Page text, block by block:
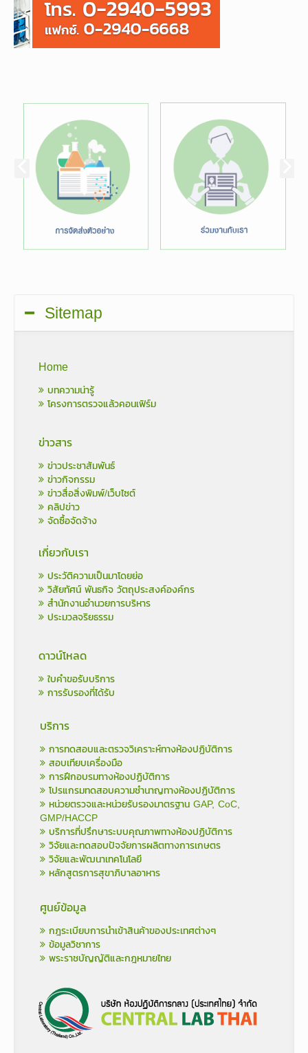
Sitemap
Home
บทความน่ารู้
โครงการตรวจแล้วคอนเฟิร์ม
ข่าวสาร
ข่าวประชาสัมพันธ์
ข่าวกิจกรรม
ข่าวสื่อสิ่งพิมพ์/เว็บไซต์
คลิปข่าว
จัดซื้อจัดจ้าง
เกี่ยวกับเรา
ประวัติความเป็นมาโดยย่อ
วิสัยทัศน์ พันธกิจ วัตถุประสงค์องค์กร
สำนักงานอำนวยการบริหาร
ประมวลจริยธรรม
ดาวน์โหลด
ใบคำขอรับบริการ
การรับรองที่ได้รับ
บริการ
การทดสอบและตรวจวิเคราะห์ทางห้องปฏิบัติการ
สอบเทียบเครื่องมือ
การฝึกอบรมทางห้องปฏิบัติการ
โปรแกรมทดสอบความชำนาญทางห้องปฏิบัติการ
หน่วยตรวจและหน่วยรับรองมาตรฐาน GAP, CoC,
GMP/HACCP
บริการที่ปรึกษาระบบคุณภาพทางห้องปฏิบัติการ
วิจัยและทดสอบปัจจัยการผลิตทางการเกษตร
วิจัยและพัฒนาเทคโนโลยี
หลักสูตรการสุขาภิบาลอาหาร
ศูนย์ข้อมูล
กฎระเบียบการนำเข้าสินค้าของประเทศต่างๆ
ข้อมูลวิชาการ
พระราชบัญญัติและกฎหมายไทย